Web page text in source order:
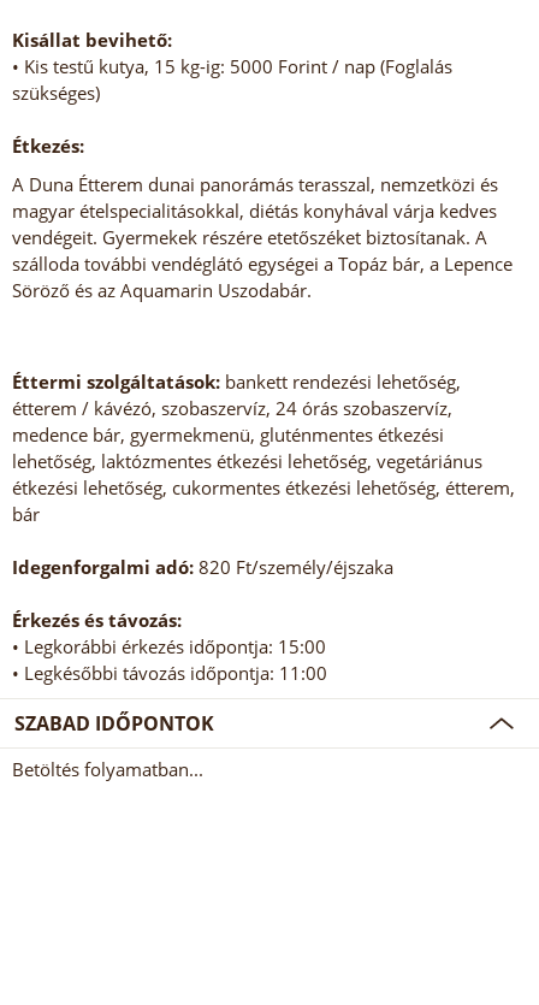
Kisállat bevihető:
• Kis testű kutya, 15 kg-ig: 5000 Forint / nap (Foglalás
szükséges)
Étkezés:
A Duna Étterem dunai panorámás terasszal, nemzetközi és
magyar ételspecialitásokkal, diétás konyhával várja kedves
vendégeit. Gyermekek részére etetőszéket biztosítanak. A
szálloda további vendéglátó egységei a Topáz bár, a Lepence
Söröző és az Aquamarin Uszodabár.
Éttermi szolgáltatások: bankett rendezési lehetőség,
étterem / kávézó, szobaszervíz, 24 órás szobaszervíz,
medence bár, gyermekmenü, gluténmentes étkezési
lehetőség, laktózmentes étkezési lehetőség, vegetáriánus
étkezési lehetőség, cukormentes étkezési lehetőség, étterem,
bár
Idegenforgalmi adó: 820 Ft/személy/éjszaka
Érkezés és távozás:
• Legkorábbi érkezés időpontja: 15:00
• Legkésőbbi távozás időpontja: 11:00
SZABAD IDŐPONTOK
Betöltés folyamatban...